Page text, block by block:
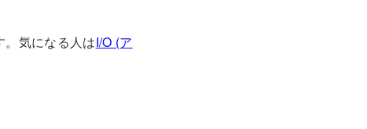
気になる人はI/O (ア